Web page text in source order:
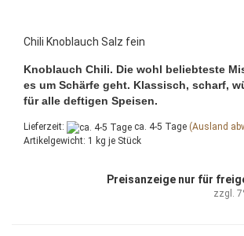
Chili Knoblauch Salz fein
Knoblauch Chili. Die wohl beliebteste
es um Schärfe geht. Klassisch, scharf,
für alle deftigen Speisen.
Lieferzeit: ca. 4-5 Tage (Ausland
Artikelgewicht: 1 kg je Stück
Preisanzeige nur für
zzgl.